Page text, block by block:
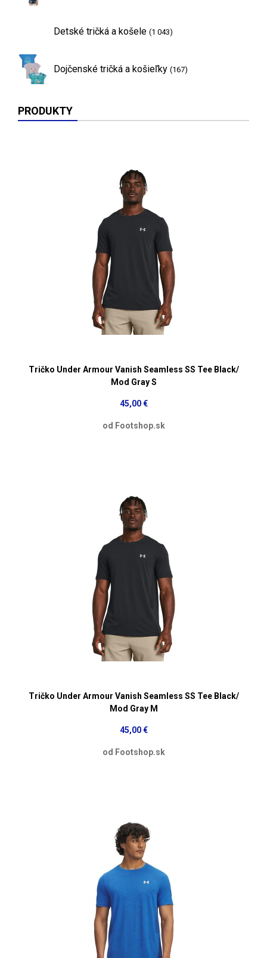
Detské tričká a košele (1 043)
Dojčenské tričká a košieľky (167)
PRODUKTY
Tričko Under Armour Vanish Seamless SS Tee Black/
Mod Gray S
45,00 €
od Footshop.sk
Tričko Under Armour Vanish Seamless SS Tee Black/
Mod Gray M
45,00 €
od Footshop.sk